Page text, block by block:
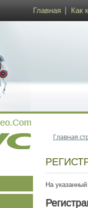
Главная Как
Главная
На